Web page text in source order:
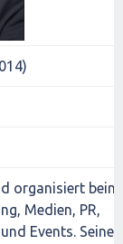
organisiert beim
Medien, PR,
Events. Seine